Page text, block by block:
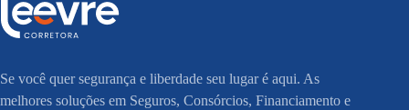
Se você quer segurança e liberdade seu lugar é aqui. As
melhores soluções em Seguros, Consórcios, Financiamento e